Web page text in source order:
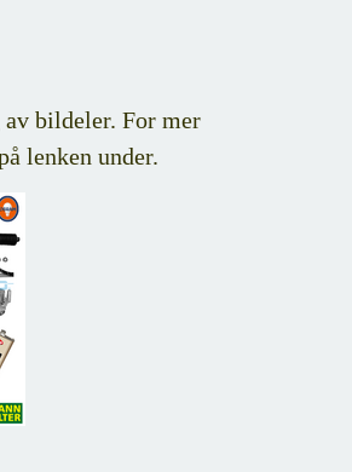
bildeler. For mer
lenken under.